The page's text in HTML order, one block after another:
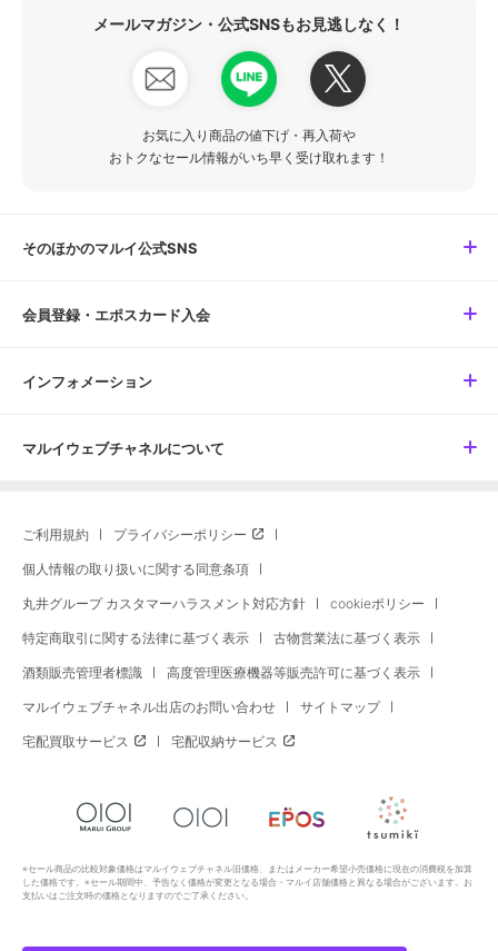
メールマガジン・公式SNSもお見逃しなく！
お気に入り商品の値下げ・再入荷や
おトクなセール情報がいち早く受け取れます！
そのほかのマルイ公式SNS
会員登録・エポスカード入会
インフォメーション
マルイウェブチャネルについて
ご利用規約 プライバシーポリシー
個人情報の取り扱いに関する同意条項
丸井グループ カスタマーハラスメント対応方針 cookieポリシー
特定商取引に関する法律に基づく表示 古物営業法に基づく表示
酒類販売管理者標識 高度管理医療機器等販売許可に基づく表示
マルイウェブチャネル出店のお問い合わせ サイトマップ
宅配買取サービス 宅配収納サービス
※セール商品の比較対象価格はマルイウェブチャネル旧価格、またはメーカー希望小売価格に現在の消費税を加算
した価格です。※セール期間中、予告なく価格が変更となる場合・マルイ店舗価格と異なる場合がございます。お
支払いはご注文時の価格となりますのでご了承ください。